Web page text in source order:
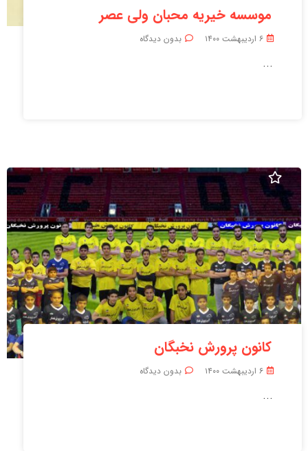
موسسه خیریه محبان ولی عصر
۶ اردیبهشت ۱۴۰۰ بدون دیدگاه
...
کانون پرورش نخبگان
۶ اردیبهشت ۱۴۰۰ بدون دیدگاه
...